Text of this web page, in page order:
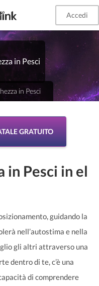
Accedi
in Pesci
in Pesci
GRATUITO
in Pesci in el
guidando la
nell’autostima e nella
gli altri attraverso una
dentro di te, c’è una
di comprendere